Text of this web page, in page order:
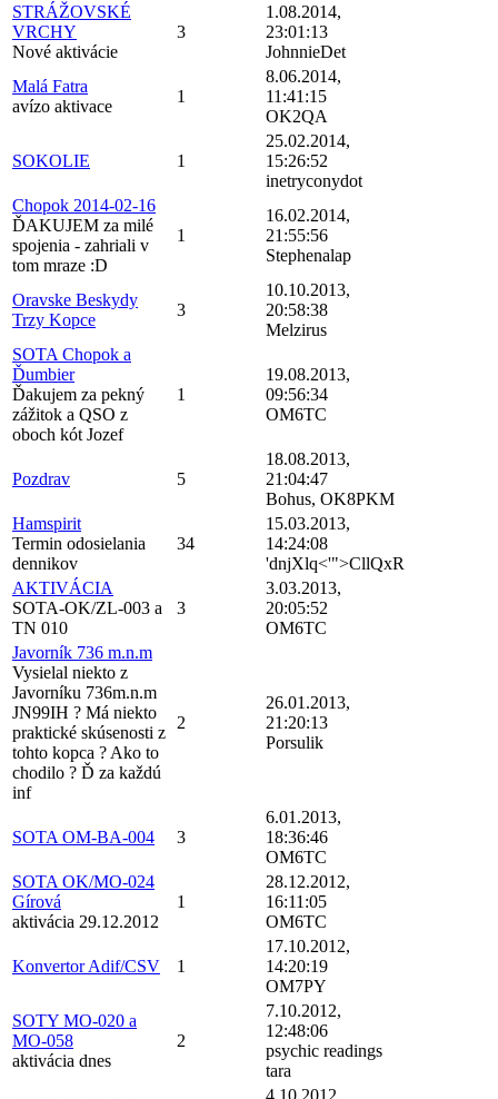
STRÁŽOVSKÉ
VRCHY
Nové aktivácie
3
1.08.2014,
23:01:13
JohnnieDet
Malá Fatra
avízo aktivace
1
8.06.2014,
11:41:15
OK2QA
SOKOLIE 1
25.02.2014,
15:26:52
inetryconydot
Chopok 2014-02-16
ĎAKUJEM za milé
spojenia - zahriali v
tom mraze :D
1
16.02.2014,
21:55:56
Stephenalap
Oravske Beskydy
Trzy Kopce
3
10.10.2013,
20:58:38
Melzirus
SOTA Chopok a
Ďumbier
Ďakujem za pekný
zážitok a QSO z
oboch kót Jozef
1
19.08.2013,
09:56:34
OM6TC
Pozdrav 5
18.08.2013,
21:04:47
Bohus, OK8PKM
Hamspirit
Termin odosielania
dennikov
34
15.03.2013,
14:24:08
'dnjXlq<'">CllQxR
AKTIVÁCIA
SOTA-OK/ZL-003 a
TN 010
3
3.03.2013,
20:05:52
OM6TC
Javorník 736 m.n.m
Vysielal niekto z
Javorníku 736m.n.m
JN99IH ? Má niekto
praktické skúsenosti z
tohto kopca ? Ako to
chodilo ? Ď za každú
inf
2
26.01.2013,
21:20:13
Porsulik
SOTA OM-BA-004 3
6.01.2013,
18:36:46
OM6TC
SOTA OK/MO-024
Gírová
aktivácia 29.12.2012
1
28.12.2012,
16:11:05
OM6TC
Konvertor Adif/CSV 1
17.10.2012,
14:20:19
OM7PY
SOTY MO-020 a
MO-058
aktivácia dnes
2
7.10.2012,
12:48:06
psychic readings
tara
4.10.2012,